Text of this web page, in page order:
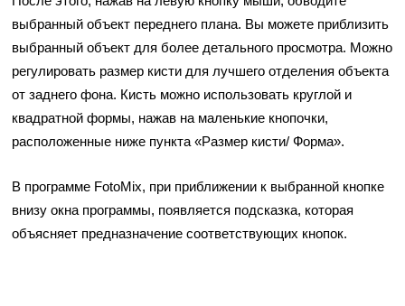
выбранный объект переднего плана. Вы можете приблизить
выбранный объект для более детального просмотра. Можно
регулировать размер кисти для лучшего отделения объекта
от заднего фона. Кисть можно использовать круглой и
квадратной формы, нажав на маленькие кнопочки,
расположенные ниже пункта «Размер кисти/ Форма».
В программе FotoMix, при приближении к выбранной кнопке
внизу окна программы, появляется подсказка, которая
объясняет предназначение соответствующих кнопок.